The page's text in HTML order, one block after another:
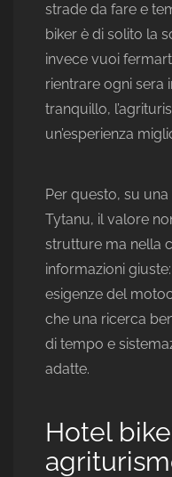
strade da fare e
biker è di solito la
invece vuoi
rientrare ogni sera
tranquillo,
un’esperienza
Per questo, su
Tytanu, il valore
strutture ma nella
informazioni
esigenze del
che una ricerca
di tempo e
adatte.
Hotel